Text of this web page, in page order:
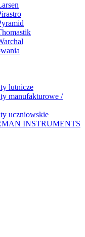
lutnicze
manufakturowe /
uczniowskie
INSTRUMENTS